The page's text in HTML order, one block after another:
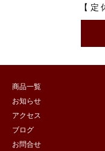
【 定
商品一覧
お知らせ
アクセス
ブログ
お問合せ